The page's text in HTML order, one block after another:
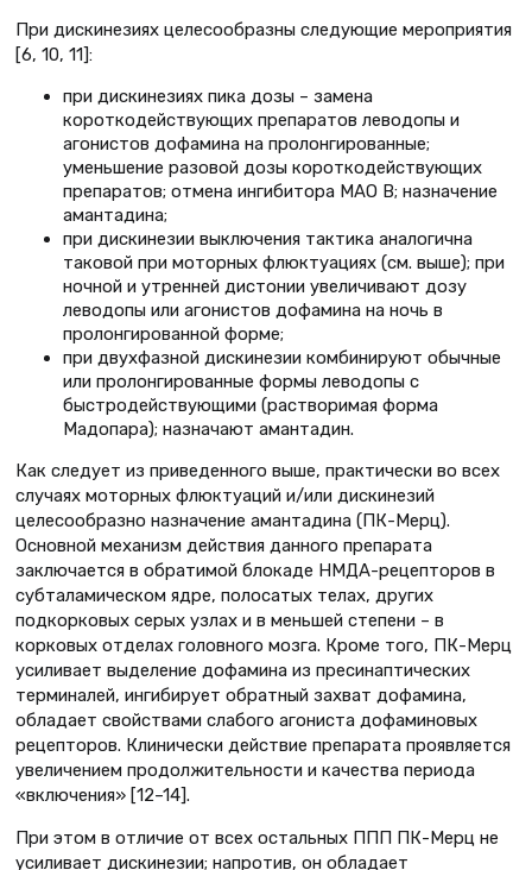
При дискинезиях целесообразны следующие мероприятия
[6, 10, 11]:
при дискинезиях пика дозы – замена
короткодействующих препаратов леводопы и
агонистов дофамина на пролонгированные;
уменьшение разовой дозы короткодействующих
препаратов; отмена ингибитора МАО В; назначение
амантадина;
при дискинезии выключения тактика аналогична
таковой при моторных флюктуациях (см. выше); при
ночной и утренней дистонии увеличивают дозу
леводопы или агонистов дофамина на ночь в
пролонгированной форме;
при двухфазной дискинезии комбинируют обычные
или пролонгированные формы леводопы с
быстродействующими (растворимая форма
Мадопара); назначают амантадин.
Как следует из приведенного выше, практически во всех
случаях моторных флюктуаций и/или дискинезий
целесообразно назначение амантадина (ПК-Мерц).
Основной механизм действия данного препарата
заключается в обратимой блокаде НМДА-рецепторов в
субталамическом ядре, полосатых телах, других
подкорковых серых узлах и в меньшей степени – в
корковых отделах головного мозга. Кроме того, ПК-Мерц
усиливает выделение дофамина из пресинаптических
терминалей, ингибирует обратный захват дофамина,
обладает свойствами слабого агониста дофаминовых
рецепторов. Клинически действие препарата проявляется
увеличением продолжительности и качества периода
«включения» [12–14].
При этом в отличие от всех остальных ППП ПК-Мерц не
усиливает дискинезии; напротив, он обладает